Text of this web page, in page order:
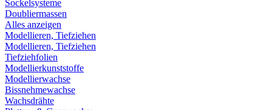
Sockelsysteme
Doubliermassen
Alles anzeigen
Modellieren, Tiefziehen
Modellieren, Tiefziehen
Tiefziehfolien
Modellierkunststoffe
Modellierwachse
Bissnehmewachse
Wachsdrähte